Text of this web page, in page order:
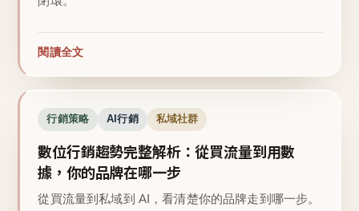
閱讀全文
行銷策略 AI行銷 私域社群
數位行銷趨勢完整解析：從買流量到用數
據，你的品牌在哪一步
從買流量到私域到 AI，看清楚你的品牌走到哪一步。